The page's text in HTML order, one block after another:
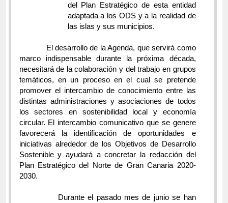
del Plan Estratégico de esta entidad
adaptada a los ODS y a la realidad de
las islas y sus municipios.
El desarrollo de la Agenda, que servirá como
marco indispensable durante la próxima década,
necesitará de la colaboración y del trabajo en grupos
temáticos, en un proceso en el cual se pretende
promover el intercambio de conocimiento entre las
distintas administraciones y asociaciones de todos
los sectores en sostenibilidad local y economía
circular. El intercambio comunicativo que se genere
favorecerá la identificación de oportunidades e
iniciativas alrededor de los Objetivos de Desarrollo
Sostenible y ayudará a concretar la redacción del
Plan Estratégico del Norte de Gran Canaria 2020-
2030.
Durante el pasado mes de junio se han